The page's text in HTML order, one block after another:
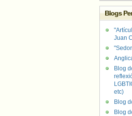
Blogs
Juan
Blog
etc)
Blog
Blog